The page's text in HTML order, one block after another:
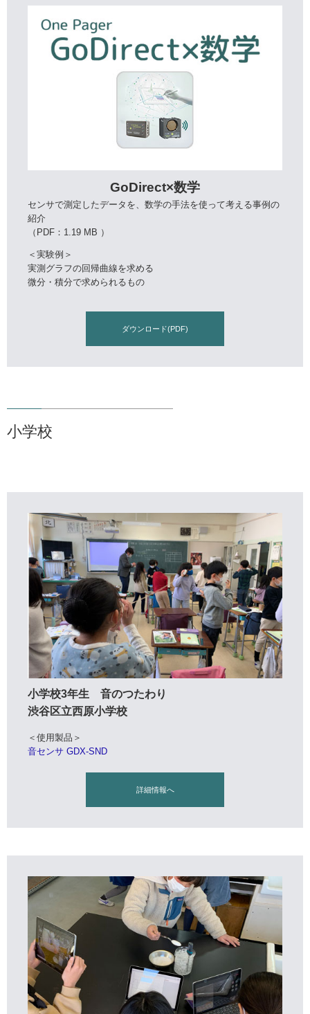
GoDirect×数学
センサで測定したデータを、数学の手法を使って考える事例の
紹介
（PDF：1.19 MB ）
＜実験例＞
実測グラフの回帰曲線を求める
微分・積分で求められるもの
ダウンロード(PDF)
小学校
小学校3年生 音のつたわり
渋谷区立西原小学校
＜使用製品＞
音センサ GDX-SND
詳細情報へ